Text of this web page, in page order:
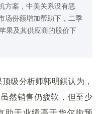
方案，中美关系没有恶
场份额增加帮助下，二季
果及其供应商的股价下
级分析师郭明錤认为，
然销售仍疲软，但至少